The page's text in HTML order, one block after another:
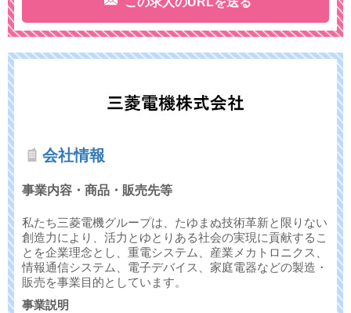
会社情報
事業内容・商品・販売先等
私たち三菱電機グループは、たゆまぬ技術革新と限りない
創造力により、活力とゆとりある社会の実現に貢献するこ
とを企業理念とし、重電システム、産業メカトロニクス、
情報通信システム、電子デバイス、家庭電器などの製造・
販売を事業目的としています。
事業説明